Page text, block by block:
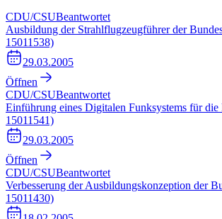
CDU/CSUBeantwortet
Ausbildung der Strahlflugzeugführer der
15011538)
29.03.2005
Öffnen
CDU/CSUBeantwortet
Einführung eines Digitalen Funksystems für
15011541)
29.03.2005
Öffnen
CDU/CSUBeantwortet
Verbesserung der Ausbildungskonzeption der
15011430)